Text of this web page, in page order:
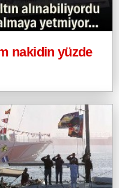
nakidin yüzde